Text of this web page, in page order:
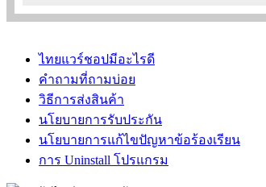
ไทยแวร์ชอปมีอะไรดี
คำถามที่ถามบ่อย
วิธีการส่งสินค้า
นโยบายการรับประกัน
นโยบายการแก้ไขปัญหาข้อร้องเรียน
การ Uninstall โปรแกรม